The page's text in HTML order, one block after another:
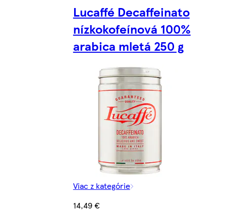
Lucaffé Decaffeinato
nízkokofeínová 100%
arabica mletá 250 g
Viac z kategórie
14,49 €